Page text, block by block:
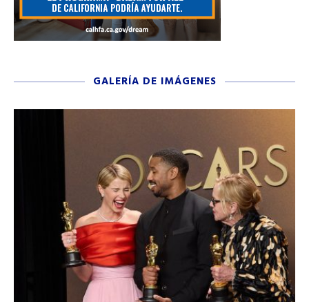
GALERÍA DE IMÁGENES